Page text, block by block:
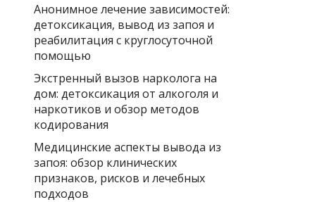
Анонимное лечение зависимостей:
детоксикация, вывод из запоя и
реабилитация с круглосуточной
помощью
Экстренный вызов нарколога на
дом: детоксикация от алкоголя и
наркотиков и обзор методов
кодирования
Медицинские аспекты вывода из
запоя: обзор клинических
признаков, рисков и лечебных
подходов